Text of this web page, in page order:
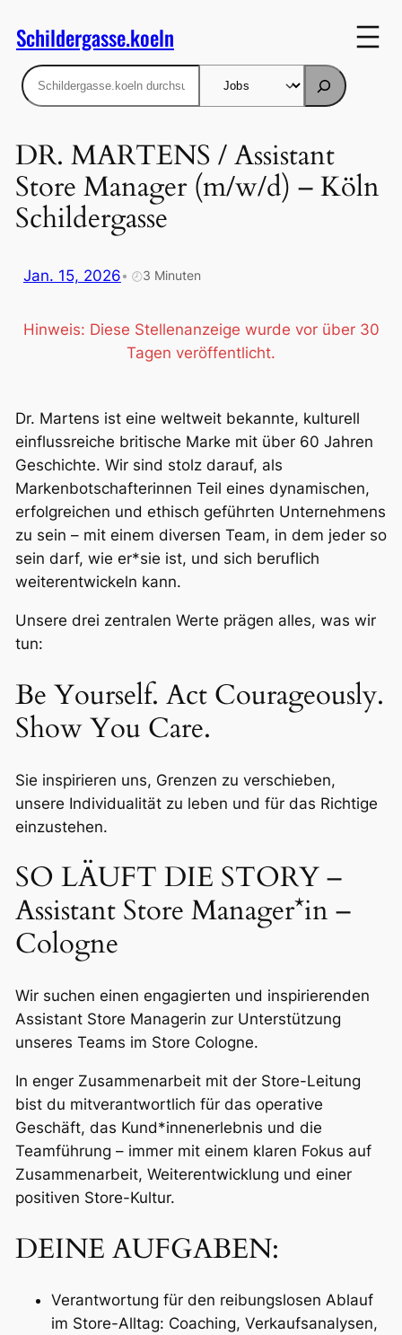
Inhalt
springen
Schildergasse.koeln
Suchen
DR. MARTENS / Assistant
Store Manager (m/w/d) – Köln
Schildergasse
Jan. 15, 2026• 🕗3 Minuten
Hinweis: Diese Stellenanzeige wurde vor über 30
Tagen veröffentlicht.
Dr. Martens ist eine weltweit bekannte, kulturell
einflussreiche britische Marke mit über 60 Jahren
Geschichte. Wir sind stolz darauf, als
Markenbotschafterinnen Teil eines dynamischen,
erfolgreichen und ethisch geführten Unternehmens
zu sein – mit einem diversen Team, in dem jeder so
sein darf, wie er*sie ist, und sich beruflich
weiterentwickeln kann.
Unsere drei zentralen Werte prägen alles, was wir
tun:
Be Yourself. Act Courageously.
Show You Care.
Sie inspirieren uns, Grenzen zu verschieben,
unsere Individualität zu leben und für das Richtige
einzustehen.
SO LÄUFT DIE STORY –
Assistant Store Manager*in –
Cologne
Wir suchen einen engagierten und inspirierenden
Assistant Store Managerin zur Unterstützung
unseres Teams im Store Cologne.
In enger Zusammenarbeit mit der Store-Leitung
bist du mitverantwortlich für das operative
Geschäft, das Kund*innenerlebnis und die
Teamführung – immer mit einem klaren Fokus auf
Zusammenarbeit, Weiterentwicklung und einer
positiven Store-Kultur.
DEINE AUFGABEN:
Verantwortung für den reibungslosen Ablauf
im Store-Alltag: Coaching, Verkaufsanalysen,